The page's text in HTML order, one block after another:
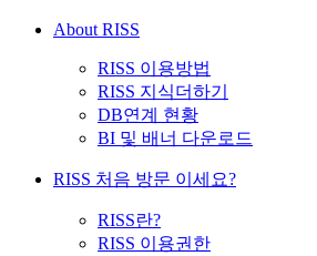
About RISS
RISS 이용방법
RISS 지식더하기
DB연계 현황
BI 및 배너 다운로드
RISS 처음 방문 이세요?
RISS란?
RISS 이용권한